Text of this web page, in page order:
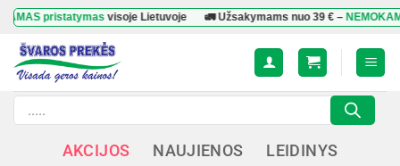
Skip
content
pristatymasvisoje Lietuvoje 🚛 Užsakymams nuo39 €–NEMOKAMAS
Products
search
AKCIJOS NAUJIENOS LEIDINYS